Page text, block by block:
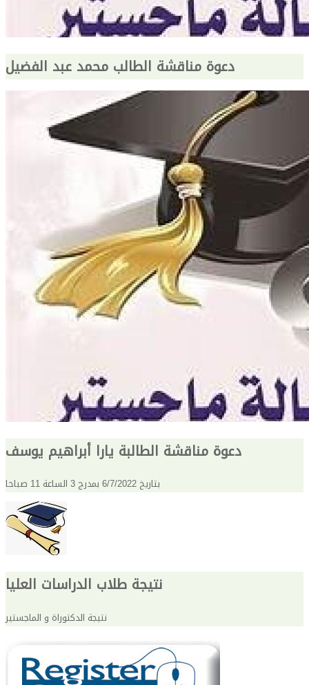
دعوة مناقشة الطالب محمد عبد الفضيل
دعوة مناقشة الطالبة يارا أبراهيم يوسف
بتاريخ 6/7/2022 بمدرج 3 الساعة 11 صباحا
نتيجة طلاب الدراسات العليا
نتيجة الدكتوراة و الماجستير